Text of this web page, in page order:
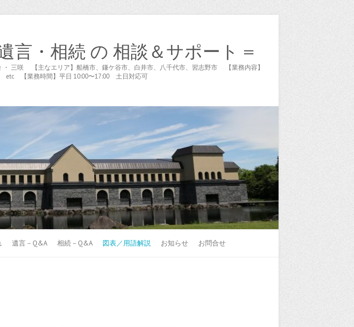
・相続 の 相談＆サポート =
三咲 【主なエリア】船橋市、鎌ケ谷市、白井市、八千代市、習志野市 【業務内容】
etc 【業務時間】平日 10:00〜17:00 土日対応可
遺言－Q&A 相続－Q&A 図表／用語解説 お知らせ お問合せ